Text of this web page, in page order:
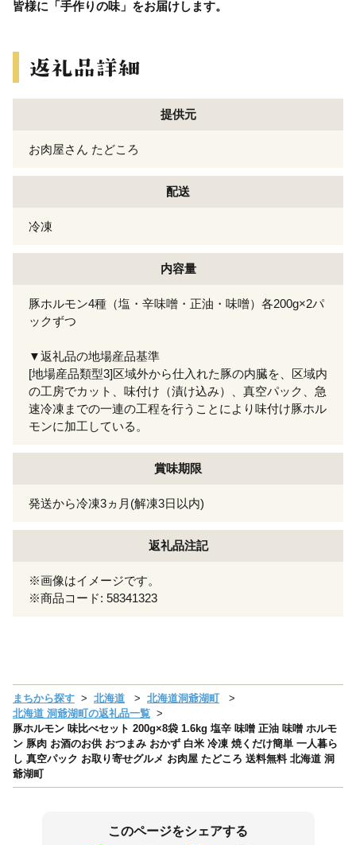
皆様に「手作りの味」をお届けします。
提供元
お肉屋さん たどころ
配送
冷凍
内容量
豚ホルモン4種（塩・辛味噌・正油・味噌）各200g×2パ
ックずつ
▼返礼品の地場産品基準
[地場産品類型3]区域外から仕入れた豚の内臓を、区域内
の工房でカット、味付け（漬け込み）、真空パック、急
速冷凍までの一連の工程を行うことにより味付け豚ホル
モンに加工している。
賞味期限
発送から冷凍3ヵ月(解凍3日以内)
返礼品注記
※画像はイメージです。
※商品コード: 58341323
まちから探す 北海道
北海道洞爺湖町
北海道 洞爺湖町の返礼品一覧
豚ホルモン 味比べセット 200g×8袋 1.6kg 塩辛 味噌 正油 味噌 ホルモ
ン 豚肉 お酒のお供 おつまみ おかず 白米 冷凍 焼くだけ簡単 一人暮ら
し 真空パック お取り寄せグルメ お肉屋 たどころ 送料無料 北海道 洞
爺湖町
このページをシェアする